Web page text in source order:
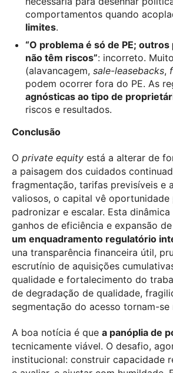
comportamentos quando
limites.
“O problema é só de PE;
não têm riscos”: incorreto.
(alavancagem,sale-leasebacks,
podem ocorrer fora do PE. As
agnósticas ao tipo de
riscos e resultados.
Conclusão
O private equity está a alterar de
a paisagem dos cuidados
fragmentação, tarifas previsíveis e
valiosos, o capital vê oportunidade
padronizar e escalar. Esta
ganhos de eficiência e expansão
um enquadramento regulatório
una transparência financeira útil,
escrutínio de aquisições
qualidade e fortalecimento do
de degradação de qualidade,
segmentação do acesso tornam-se
A boa notícia é que a panóplia de
tecnicamente viável. O desafio,
institucional: construir capacidade